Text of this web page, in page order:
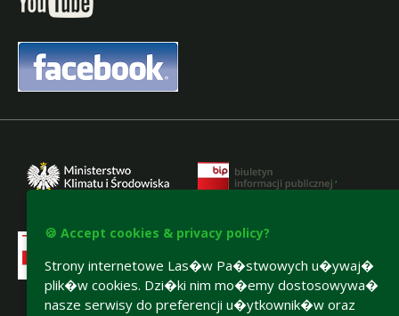
,
🍪 Accept cookies & privacy policy?
Strony internetowe Las�w Pa�stwowych u�ywaj�
plik�w cookies. Dzi�ki nim mo�emy dostosowywa�
nasze serwisy do preferencji u�ytkownik�w oraz